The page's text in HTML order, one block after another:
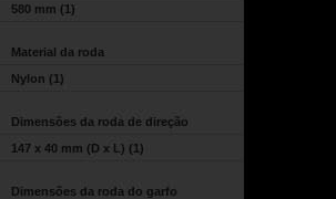
580 mm (1)
Material da roda
Nylon (1)
Dimensões da roda de direção
147 x 40 mm (D x L) (1)
Dimensões da roda do garfo